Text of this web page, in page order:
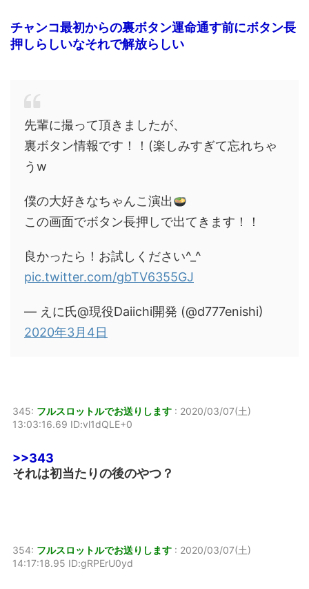
チャンコ最初からの裏ボタン運命通す前にボタン長
押しらしいなそれで解放らしい
先輩に撮って頂きましたが、
裏ボタン情報です！！(楽しみすぎて忘れちゃ
うw
僕の大好きなちゃんこ演出
この画面でボタン長押しで出てきます！！
良かったら！お試しください^_^
pic.twitter.com/gbTV6355GJ
— えに氏@現役Daiichi開発 (@d777enishi)
2020年3月4日
345: フルスロットルでお送りします : 2020/03/07(土)
13:03:16.69 ID:vl1dQLE+0
>>343
それは初当たりの後のやつ？
354: フルスロットルでお送りします : 2020/03/07(土)
14:17:18.95 ID:gRPErU0yd